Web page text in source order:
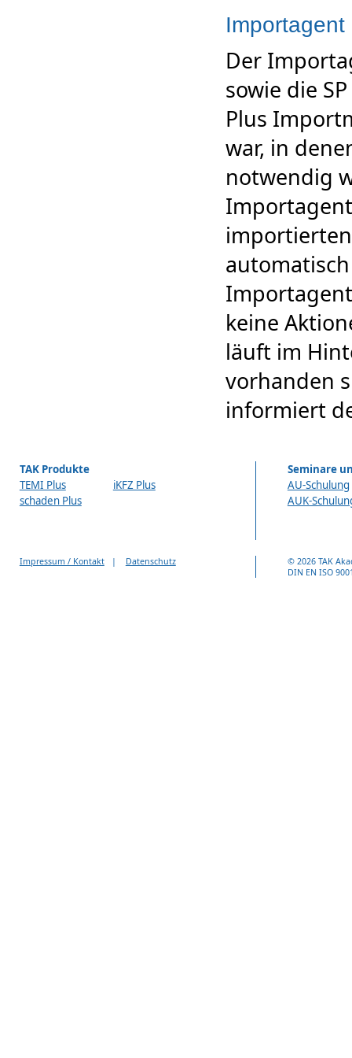
Importagent
Der
sowie die
Plus
war, in
notwendig
keine
läuft im
vorhanden
informiert
TAK Produkte
TEMI Plus
schaden Plus
iKFZ Plus
Seminare
AU-Schulung
AUK-
Impressum / Kontakt| Datenschutz
© 2026 TAK
DIN EN ISO